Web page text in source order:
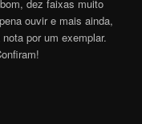
dez faixas muito
ouvir e mais ainda,
por um exemplar.